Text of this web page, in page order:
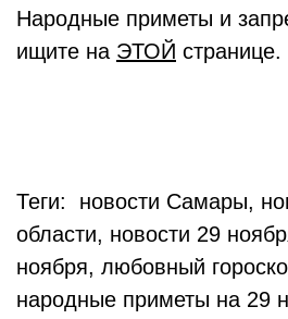
Народные приметы и
ищите на ЭТОЙ странице.
Теги: новости Самары,
области, новости 29
ноября, любовный
народные приметы на 29